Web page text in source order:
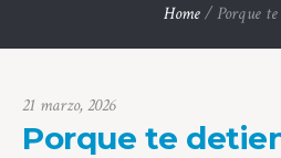
Home /Porque
21 marzo, 2026
Porque te